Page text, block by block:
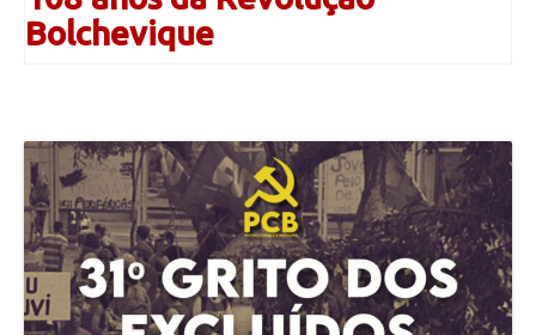
Bolchevique